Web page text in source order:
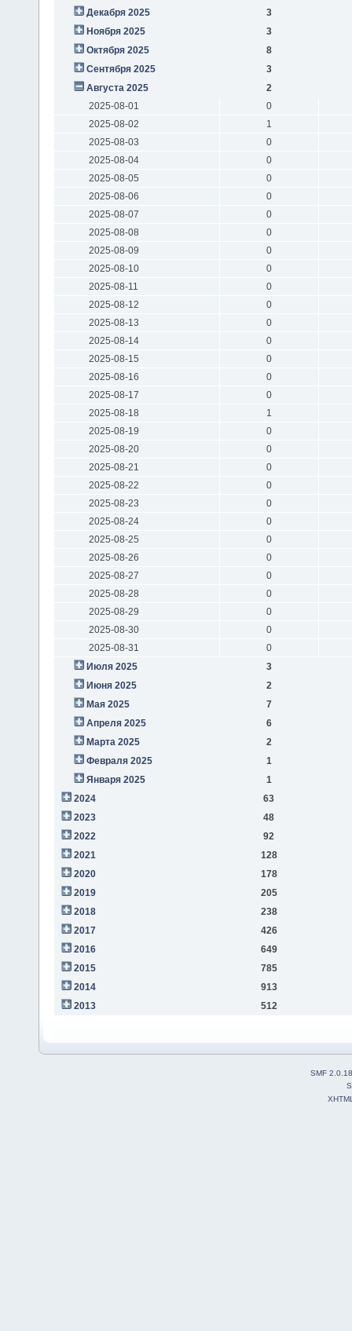
Декабря 2025
3
Ноября 2025
3
Октября 2025
8
Сентября 2025
3
Августа 2025
2
2025-08-01
0
2025-08-02
1
2025-08-03
0
2025-08-04
0
2025-08-05
0
2025-08-06
0
2025-08-07
0
2025-08-08
0
2025-08-09
0
2025-08-10
0
2025-08-11
0
2025-08-12
0
2025-08-13
0
2025-08-14
0
2025-08-15
0
2025-08-16
0
2025-08-17
0
2025-08-18
1
2025-08-19
0
2025-08-20
0
2025-08-21
0
2025-08-22
0
2025-08-23
0
2025-08-24
0
2025-08-25
0
2025-08-26
0
2025-08-27
0
2025-08-28
0
2025-08-29
0
2025-08-30
0
2025-08-31
0
Июля 2025
3
Июня 2025
2
Мая 2025
7
Апреля 2025
6
Марта 2025
2
Февраля 2025
1
Января 2025
1
2024
63
2023
48
2022
92
2021
128
2020
178
2019
205
2018
238
2017
426
2016
649
2015
785
2014
913
2013
512
SMF 2.0.18